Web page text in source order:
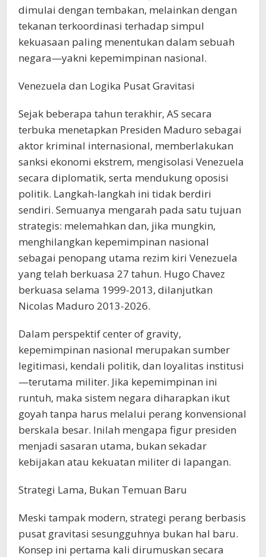
dimulai dengan tembakan, melainkan dengan
tekanan terkoordinasi terhadap simpul
kekuasaan paling menentukan dalam sebuah
negara—yakni kepemimpinan nasional.
Venezuela dan Logika Pusat Gravitasi
Sejak beberapa tahun terakhir, AS secara
terbuka menetapkan Presiden Maduro sebagai
aktor kriminal internasional, memberlakukan
sanksi ekonomi ekstrem, mengisolasi Venezuela
secara diplomatik, serta mendukung oposisi
politik. Langkah-langkah ini tidak berdiri
sendiri. Semuanya mengarah pada satu tujuan
strategis: melemahkan dan, jika mungkin,
menghilangkan kepemimpinan nasional
sebagai penopang utama rezim kiri Venezuela
yang telah berkuasa 27 tahun. Hugo Chavez
berkuasa selama 1999-2013, dilanjutkan
Nicolas Maduro 2013-2026.
Dalam perspektif center of gravity,
kepemimpinan nasional merupakan sumber
legitimasi, kendali politik, dan loyalitas institusi
—terutama militer. Jika kepemimpinan ini
runtuh, maka sistem negara diharapkan ikut
goyah tanpa harus melalui perang konvensional
berskala besar. Inilah mengapa figur presiden
menjadi sasaran utama, bukan sekadar
kebijakan atau kekuatan militer di lapangan.
Strategi Lama, Bukan Temuan Baru
Meski tampak modern, strategi perang berbasis
pusat gravitasi sesungguhnya bukan hal baru.
Konsep ini pertama kali dirumuskan secara